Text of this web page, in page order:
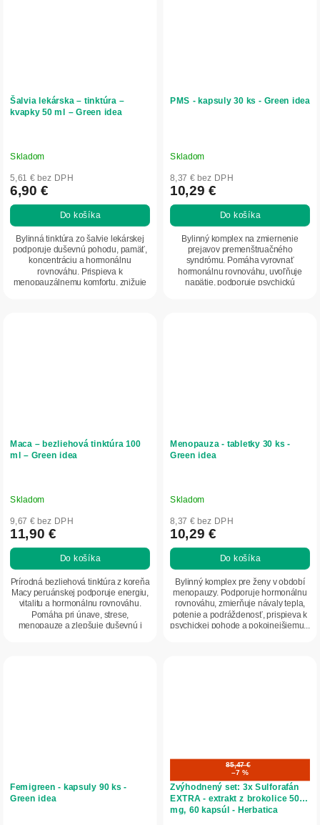
Šalvia lekárska – tinktúra –
kvapky 50 ml – Green idea
Skladom
5,61 € bez DPH
6,90 €
Do košíka
Bylinná tinktúra zo šalvie lekárskej
podporuje duševnú pohodu, pamäť,
koncentráciu a hormonálnu
rovnováhu. Prispieva k
menopauzálnemu komfortu, znižuje
PMS - kapsuly 30 ks - Green idea
Skladom
8,37 € bez DPH
10,29 €
Do košíka
Bylinný komplex na zmiernenie
prejavov premenštruačného
syndrómu. Pomáha vyrovnať
hormonálnu rovnováhu, uvoľňuje
napätie, podporuje psychickú
Maca – bezliehová tinktúra 100
ml – Green idea
Skladom
9,67 € bez DPH
11,90 €
Do košíka
Prírodná bezliehová tinktúra z koreňa
Macy peruánskej podporuje energiu,
vitalitu a hormonálnu rovnováhu.
Pomáha pri únave, strese,
menopauze a zlepšuje duševnú i
Menopauza - tabletky 30 ks -
Green idea
Skladom
8,37 € bez DPH
10,29 €
Do košíka
Bylinný komplex pre ženy v období
menopauzy. Podporuje hormonálnu
rovnováhu, zmierňuje návaly tepla,
potenie a podráždenosť, prispieva k
psychickej pohode a pokojnejšiemu...
Femigreen - kapsuly 90 ks -
Green idea
85,47 €
–7 %
Zvýhodnený set: 3x Sulforafán
EXTRA - extrakt z brokolice 500
mg, 60 kapsúl - Herbatica